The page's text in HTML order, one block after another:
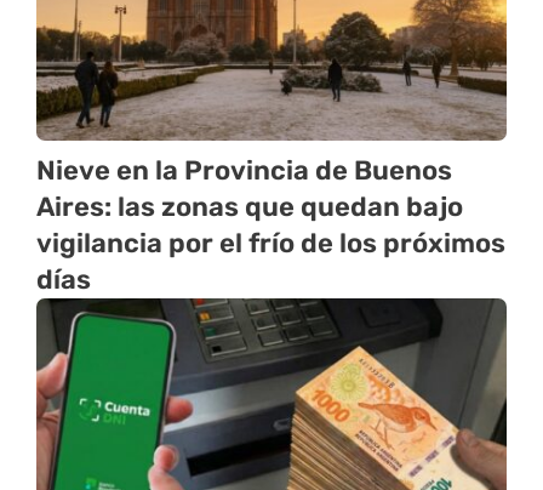
Nieve en la Provincia de Buenos
Aires: las zonas que quedan bajo
vigilancia por el frío de los próximos
días